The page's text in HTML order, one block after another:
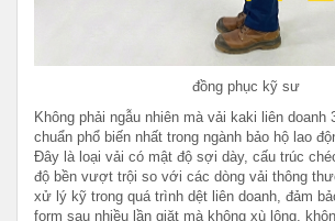
đồng phục kỹ sư
Không phải ngẫu nhiên mà vải kaki liên doanh
chuẩn phổ biến nhất trong ngành bảo hộ lao
Đây là loại vải có mật độ sợi dày, cấu trúc
độ bền vượt trội so với các dòng vải thông
xử lý kỹ trong quá trình dệt liên doanh, đảm
form sau nhiều lần giặt mà không xù lông,